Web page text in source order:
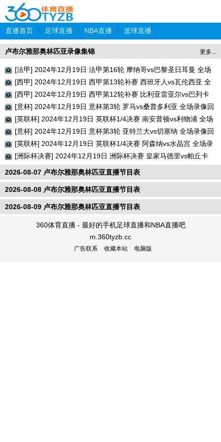
直播首页 足球直播 NBA直播 篮球直播
更多...
卢布尔雅那奥林匹亚录像集锦
[法甲] 2024年12月19日 法甲第16轮 摩纳哥vs巴黎圣日耳曼 全场
录像回放
[西甲] 2024年12月19日 西甲第13轮补赛 西班牙人vs瓦伦西亚 全
场录像回放
[西甲] 2024年12月19日 西甲第12轮补赛 比利亚雷亚尔vs巴列卡
诺 全场录像回放
[意杯] 2024年12月19日 意杯第3轮 罗马vs桑普多利亚 全场录像回
放
[英联杯] 2024年12月19日 英联杯1/4决赛 南安普顿vs利物浦 全场
录像回放
[意杯] 2024年12月19日 意杯第3轮 亚特兰大vs切塞纳 全场录像回
放
[英联杯] 2024年12月19日 英联杯1/4决赛 阿森纳vs水晶宫 全场录
像回放
[洲际杯决赛] 2024年12月19日 洲际杯决赛 皇家马德里vs帕丘卡
全场录像回放
2026-08-07 卢布尔雅那奥林匹亚直播节目表
2026-08-08 卢布尔雅那奥林匹亚直播节目表
2026-08-09 卢布尔雅那奥林匹亚直播节目表
360体育直播 - 最好的手机足球直播和NBA直播吧
m.360tyzb.cc
广告联系 收藏本站 电脑版